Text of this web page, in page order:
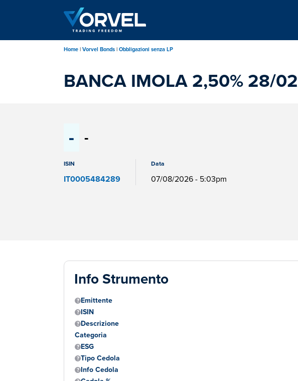
principale
Home Vorvel Bonds Obbligazioni senza LP
BANCA IMOLA 2,50% 28/
- -
ISIN
IT0005484289
Data
07/08/2026 - 5:03pm
Info Strumento
Emittente
ISIN
Descrizione
Categoria
ESG
Tipo Cedola
Info Cedola